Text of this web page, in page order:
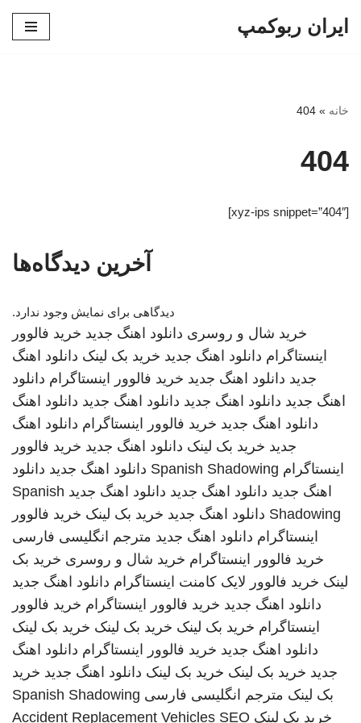
ایران ربوکمپ
خانه »
404
404
[xyz-ips snippet=”404″]
آخرین دیدگاه‌ها
دیدگاهی برای نمایش وجود ندارد.
خرید شال و روسری دانلود اهنگ جدید خرید فالوور
اینستاگرام دانلود اهنگ جدید خرید بک لینک دانلود اهنگ
جدید دانلود اهنگ جدید خرید فالوور اینستاگرام دانلود
اهنگ جدید دانلود اهنگ جدید دانلود اهنگ جدید دانلود اهنگ
دانلود اهنگ جدید خرید فالوور اینستاگرام دانلود اهنگ
جدید خرید بک لینک دانلود اهنگ جدید خرید فالوور
اینستاگرام Spanish Shadowing دانلود اهنگ جدید دانلود
اهنگ جدید دانلود اهنگ جدید دانلود اهنگ جدید Spanish
Shadowing دانلود اهنگ جدید خرید بک لینک خرید فالوور
اینستاگرام دانلود اهنگ جدید مترجم انگلیسی فارسی
خرید فالوور اینستاگرام خرید شال و روسری خرید بک
لینک خرید فالوور لایک کامنت اینستاگرام دانلود اهنگ جدید
دانلود اهنگ جدید خرید فالوور اینستاگرام خرید فالوور
اینستاگرام خرید بک لینک خرید بک لینک خرید بک لینک
دانلود اهنگ جدید خرید فالوور اینستاگرام دانلود اهنگ
جدید خرید بک لینک خرید بک لینک دانلود اهنگ جدید خرید
بک لینک مترجم انگلیسی فارسی Spanish Shadowing
خرید بک لینک
Accident Replacement Vehicles SEO